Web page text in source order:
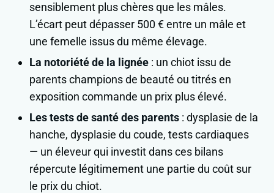
sensiblement plus chères que les mâles.
L’écart peut dépasser 500 € entre un mâle et
une femelle issus du même élevage.
La notoriété de la lignée : un chiot issu de
parents champions de beauté ou titrés en
exposition commande un prix plus élevé.
Les tests de santé des parents : dysplasie de la
hanche, dysplasie du coude, tests cardiaques
— un éleveur qui investit dans ces bilans
répercute légitimement une partie du coût sur
le prix du chiot.